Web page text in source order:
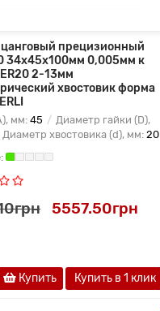
цанговый прецизионный
34x45x100мм 0,005мм к
2-13мм
хвостовик форма
мм: 45
Диаметр гайки (D),
Диаметр хвостовика (d), мм: 20
5557.50грн
Купить Купить в 1 клик